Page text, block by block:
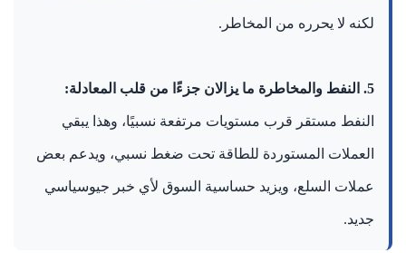
لكنه لا يحرره من المخاطر.
5. النفط والمخاطرة ما يزالان جزءًا من قلب المعادلة:
النفط مستقر قرب مستويات مرتفعة نسبيًا، وهذا يبقي
العملات المستوردة للطاقة تحت ضغط نسبي، ويدعم بعض
عملات السلع، ويزيد حساسية السوق لأي خبر جيوسياسي
جديد.